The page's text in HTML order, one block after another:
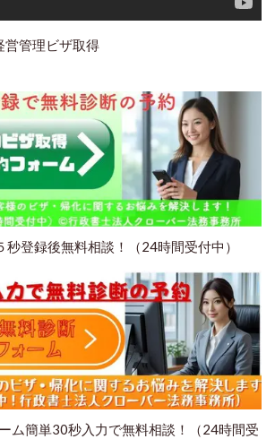
管理ビザ取得
秒登録後無料相談！（24時間受付中）
ム簡単30秒入力で無料相談！（24時間受